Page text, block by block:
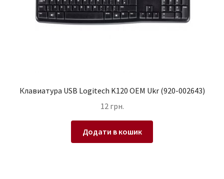
Клавиатура USB Logitech K120 OEM Ukr (920-002643)
12 грн.
Додати в кошик